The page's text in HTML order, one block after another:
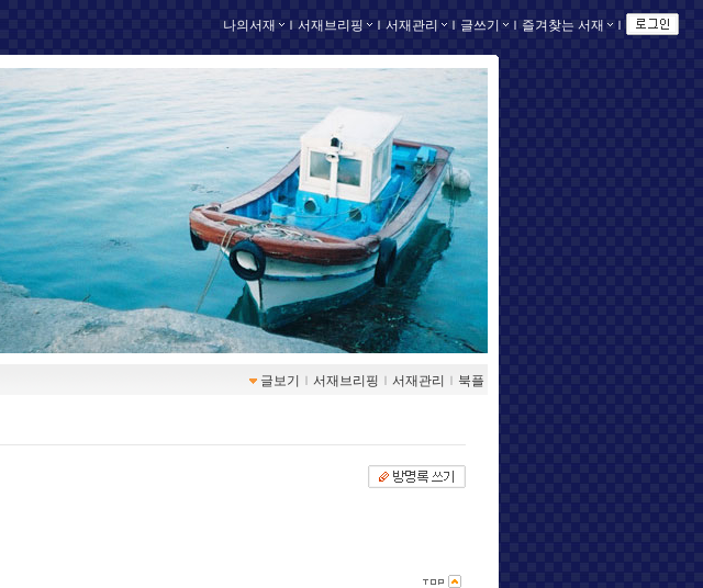
나의서재 ｌ 서재브리핑 ｌ 서재관리 ｌ 글쓰기 ｌ 즐겨찾는 서재 ｌ
글보기 ｌ 서재브리핑 ｌ 서재관리 ｌ 북플